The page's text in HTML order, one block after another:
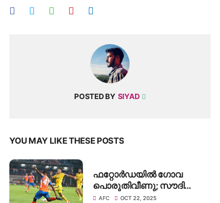
POSTED BY SIYAD
YOU MAY LIKE THESE POSTS
ഫറ്റോർഡയിൽ ഗോവ
പൊരുതിവീണു; സൗദി
വമ്പന്മാർക്ക് ജയം, അൽ-
AFC OCT 22, 2025